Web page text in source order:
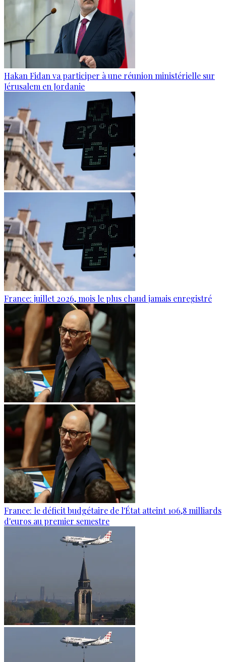
Hakan Fidan va participer à une réunion ministérielle sur
Jérusalem en Jordanie
France: juillet 2026, mois le plus chaud jamais enregistré
France: le déficit budgétaire de l'État atteint 106,8 milliards
d'euros au premier semestre